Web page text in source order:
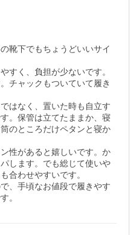
靴下でもちょうどいいサイ
すく、負担が少ないです。
チャックもついていて履き
はなく、置いた時も自立す
。保管は立てたままか、寝
のところだけペタンと寝か
性があると嬉しいです。か
します。でも総じて使いや
合わせやすいです。
、手頃なお値段で履きやす
。